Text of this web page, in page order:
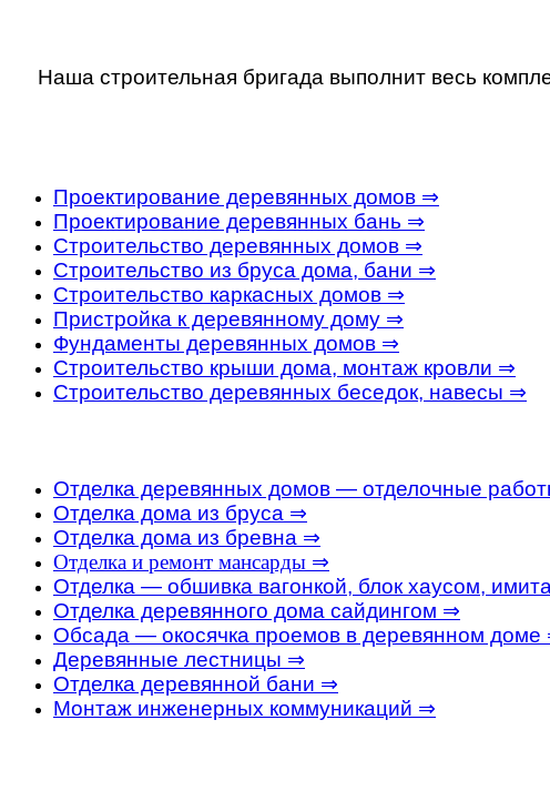
Наша строительная бригада выполнит весь
Проектирование деревянных домов ⇒
Проектирование деревянных бань ⇒
Строительство деревянных домов ⇒
Строительство из бруса дома, бани ⇒
Строительство каркасных домов ⇒
Пристройка к деревянному дому ⇒
Фундаменты деревянных домов ⇒
Строительство крыши дома, монтаж кровли ⇒
Строительство деревянных беседок, навесы ⇒
Отделка деревянных домов — отделочные
Отделка дома из бруса ⇒
Отделка дома из бревна ⇒
Отделка и ремонт мансарды ⇒
Отделка — обшивка вагонкой, блок хаусом,
Отделка деревянного дома сайдингом ⇒
Обсада — окосячка проемов в деревянном доме
Деревянные лестницы ⇒
Отделка деревянной бани ⇒
Монтаж инженерных коммуникаций ⇒